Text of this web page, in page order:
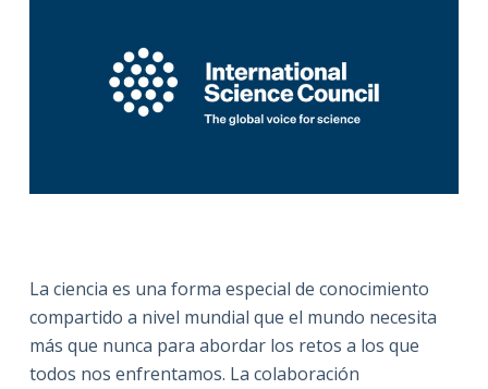
La ciencia es una forma especial de conocimiento
compartido a nivel mundial que el mundo necesita
más que nunca para abordar los retos a los que
todos nos enfrentamos. La colaboración